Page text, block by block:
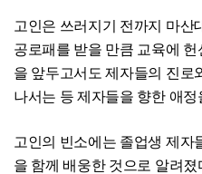
고인은 쓰러지기 전까지 마산
공로패를 받을 만큼 교육에
을 앞두고서도 제자들의 진로
나서는 등 제자들을 향한 애
고인의 빈소에는 졸업생 제자
을 함께 배웅한 것으로 알려졌